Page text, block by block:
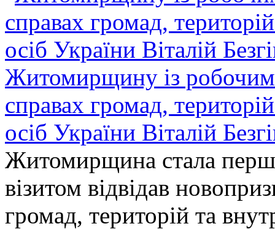
Житомирщину із робочим
справах громад,
осіб України Віталій
Житомирщина стала
візитом відвідав
громад, територій та